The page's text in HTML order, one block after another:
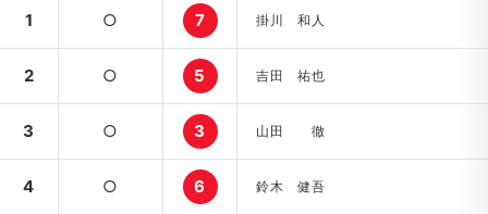
1 ○ 7 掛川 和人
2 ○ 5 吉田 祐也
3 ○ 3 山田 徹
4 ○ 6 鈴木 健吾